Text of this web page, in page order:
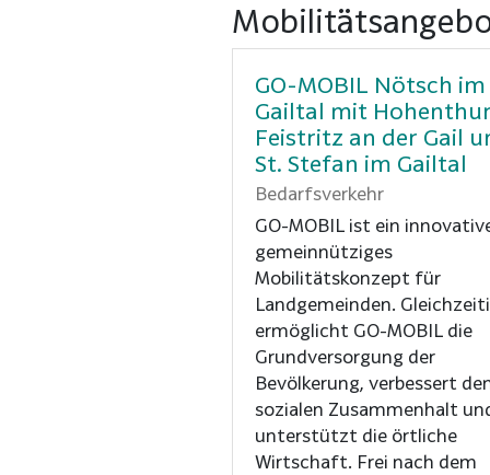
GO-MOBIL Nötsch im
Gailtal mit
Feistritz an der Gail
St. Stefan im Gailtal
Bedarfsverkehr
GO-MOBIL ist ein
gemeinnütziges
Mobilitätskonzept für
Landgemeinden.
ermöglicht GO-MOBIL die
Grundversorgung der
Bevölkerung, verbessert
sozialen Zusammenhalt
unterstützt die örtliche
Wirtschaft. Frei nach dem